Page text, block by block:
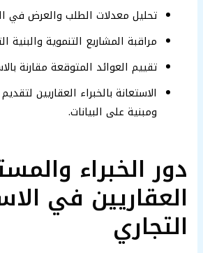
تحليل معدلات الطلب والعرض في
مراقبة المشاريع التنموية والبنية
تقييم العوائد المتوقعة مقارنة
الاستعانة بالخبراء العقاريين
ومبنية على البيانات.
دور الخبراء
العقاريين في
التجاري